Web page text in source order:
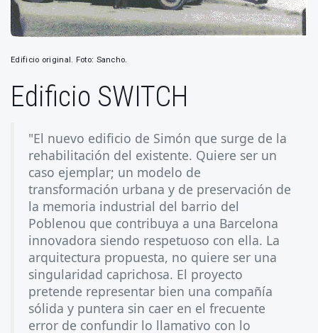
Edificio original. Foto: Sancho.
Edificio SWITCH
"El nuevo edificio de Simón que surge de la
rehabilitación del existente. Quiere ser un
caso ejemplar; un modelo de
transformación urbana y de preservación de
la memoria industrial del barrio del
Poblenou que contribuya a una Barcelona
innovadora siendo respetuoso con ella. La
arquitectura propuesta, no quiere ser una
singularidad caprichosa. El proyecto
pretende representar bien una compañía
sólida y puntera sin caer en el frecuente
error de confundir lo llamativo con lo